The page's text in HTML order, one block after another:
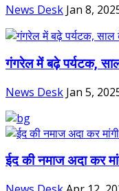
News Desk Jan 8,
गंगरेल में बढ़े पर्यटक,
News Desk Jan 5,
ईद की नमाज अदा कर